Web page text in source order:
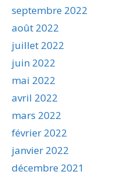
septembre 2022
août 2022
juillet 2022
juin 2022
mai 2022
avril 2022
mars 2022
février 2022
janvier 2022
décembre 2021